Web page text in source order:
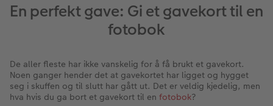
En perfekt gave: Gi et gavekort til en
fotobok
De aller fleste har ikke vanskelig for å få brukt et gavekort.
Noen ganger hender det at gavekortet har ligget og hygget
seg i skuffen og til slutt har gått ut. Det er veldig kjedelig, men
hva hvis du ga bort et gavekort til en fotobok?